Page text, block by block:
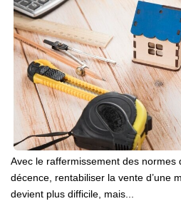
Avec le raffermissement des normes
décence, rentabiliser la vente d’une
devient plus difficile, mais...